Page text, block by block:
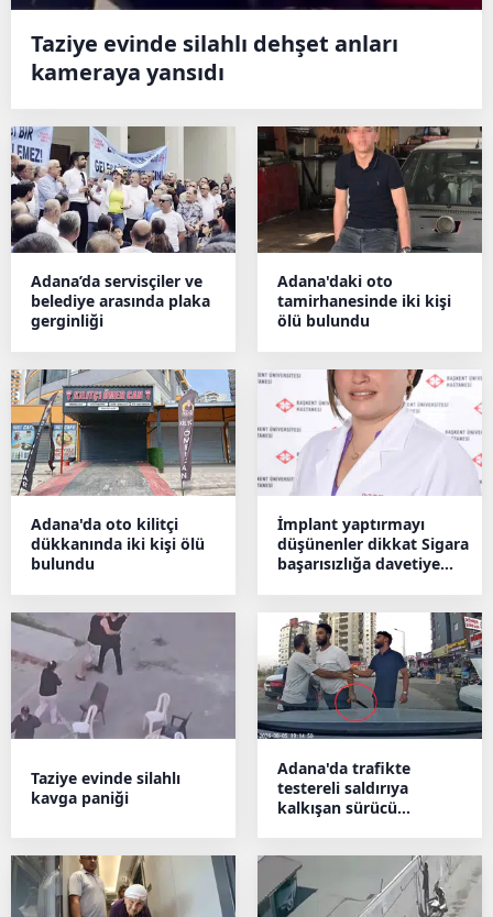
Taziye evinde silahlı dehşet anları
kameraya yansıdı
Adana’da servisçiler ve
belediye arasında plaka
gerginliği
Adana'daki oto
tamirhanesinde iki kişi
ölü bulundu
Adana'da oto kilitçi
dükkanında iki kişi ölü
bulundu
İmplant yaptırmayı
düşünenler dikkat Sigara
başarısızlığa davetiye
Taziye evinde silahlı
kavga paniği
Adana'da trafikte
testereli saldırıya
kalkışan sürücü